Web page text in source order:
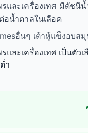
และเครื่องเทศ มีดัชนี
น้ำตาลในเลือด
อื่นๆ เต้าหู้แข็งอบ
และเครื่องเทศ เป็นตั
ำ